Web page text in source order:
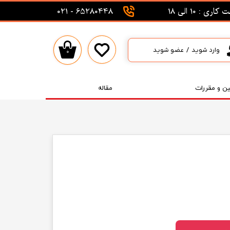
و مقررات مقاله
: 10 الی 18 65280448 - 021
۰ وارد شوید / عضو شوید
حساب کاربری من
تغییر گذر واژه